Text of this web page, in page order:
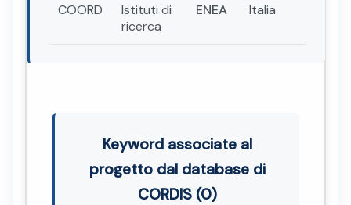
COORD
Istituti di
ricerca
ENEA Italia
Keyword associate al
progetto dal database di
CORDIS (0)